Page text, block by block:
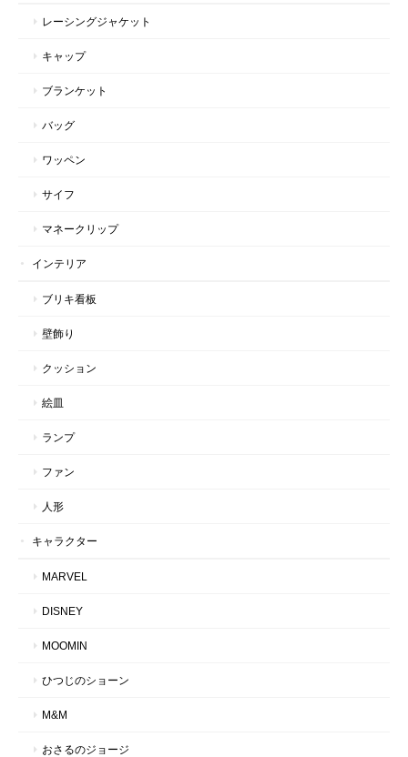
レーシングジャケット
キャップ
ブランケット
バッグ
ワッペン
サイフ
マネークリップ
インテリア
ブリキ看板
壁飾り
クッション
絵皿
ランプ
ファン
人形
キャラクター
MARVEL
DISNEY
MOOMIN
ひつじのショーン
M&M
おさるのジョージ